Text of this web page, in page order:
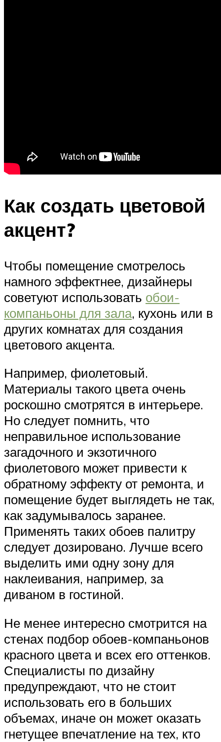
Как создать цветовой
акцент?
Чтобы помещение смотрелось
намного эффектнее, дизайнеры
советуют использовать обои-
компаньоны для зала, кухонь или в
других комнатах для создания
цветового акцента.
Например, фиолетовый.
Материалы такого цвета очень
роскошно смотрятся в интерьере.
Но следует помнить, что
неправильное использование
загадочного и экзотичного
фиолетового может привести к
обратному эффекту от ремонта, и
помещение будет выглядеть не так,
как задумывалось заранее.
Применять таких обоев палитру
следует дозировано. Лучше всего
выделить ими одну зону для
наклеивания, например, за
диваном в гостиной.
Не менее интересно смотрится на
стенах подбор обоев-компаньонов
красного цвета и всех его оттенков.
Специалисты по дизайну
предупреждают, что не стоит
использовать его в больших
объемах, иначе он может оказать
гнетущее впечатление на тех, кто